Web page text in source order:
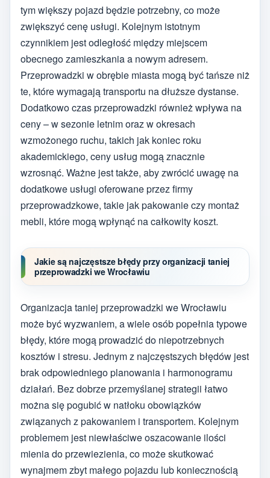
tym większy pojazd będzie potrzebny, co może
zwiększyć cenę usługi. Kolejnym istotnym
czynnikiem jest odległość między miejscem
obecnego zamieszkania a nowym adresem.
Przeprowadzki w obrębie miasta mogą być tańsze niż
te, które wymagają transportu na dłuższe dystanse.
Dodatkowo czas przeprowadzki również wpływa na
ceny – w sezonie letnim oraz w okresach
wzmożonego ruchu, takich jak koniec roku
akademickiego, ceny usług mogą znacznie
wzrosnąć. Ważne jest także, aby zwrócić uwagę na
dodatkowe usługi oferowane przez firmy
przeprowadzkowe, takie jak pakowanie czy montaż
mebli, które mogą wpłynąć na całkowity koszt.
Jakie są najczęstsze błędy przy organizacji taniej
przeprowadzki we Wrocławiu
Organizacja taniej przeprowadzki we Wrocławiu
może być wyzwaniem, a wiele osób popełnia typowe
błędy, które mogą prowadzić do niepotrzebnych
kosztów i stresu. Jednym z najczęstszych błędów jest
brak odpowiedniego planowania i harmonogramu
działań. Bez dobrze przemyślanej strategii łatwo
można się pogubić w natłoku obowiązków
związanych z pakowaniem i transportem. Kolejnym
problemem jest niewłaściwe oszacowanie ilości
mienia do przewiezienia, co może skutkować
wynajmem zbyt małego pojazdu lub koniecznością